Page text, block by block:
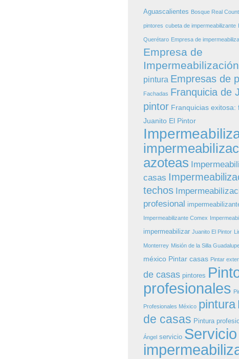
Aguascalientes Bosque Real
pintores cubeta de impermeabilizante
Querétaro Empresa de
Empresa de
Impermeabilización
pintura Empresas de
Fachadas Franquicia de
pintor Franquicias exitosa:
Juanito El Pintor
azoteas
casas
techos
profesional
Impermeabilizante Comex
impermeabilizar Juanito El Pintor
Monterrey Misión de la Silla
méxico Pintar casas Pintar
de casas pintores
profesionales
Profesionales México pintura
de casas Pintura
Ángel servicio